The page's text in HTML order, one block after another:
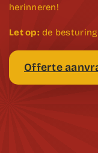
herinneren!
Let op: de
Offerte